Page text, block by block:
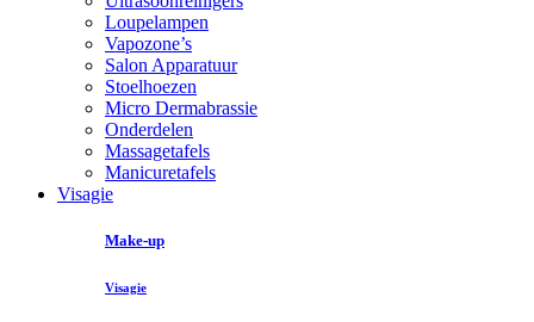
Loupelampen
Vapozone’s
Salon Apparatuur
Stoelhoezen
Micro Dermabrassie
Onderdelen
Massagetafels
Manicuretafels
Visagie
Make-up
Visagie